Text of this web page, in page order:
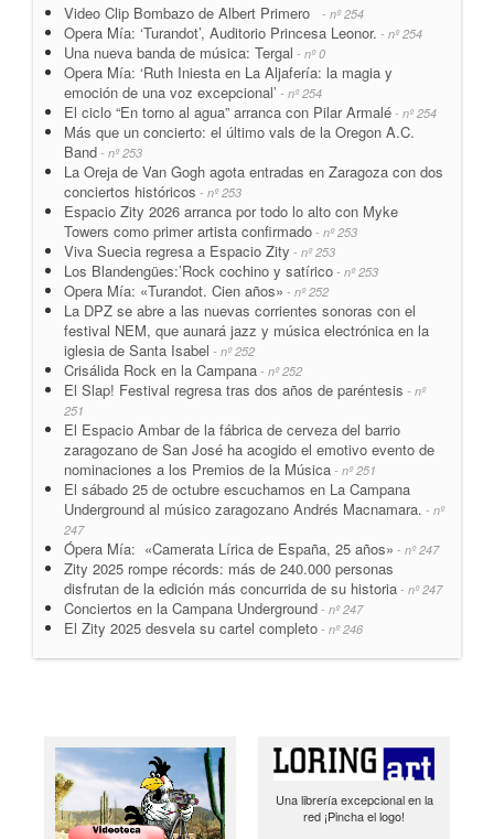
Video Clip Bombazo de Albert Primero - nº 254
Opera Mía: ‘Turandot’, Auditorio Princesa Leonor. - nº 254
Una nueva banda de música: Tergal - nº 0
Opera Mía: ‘Ruth Iniesta en La Aljafería: la magia y
emoción de una voz excepcional’ - nº 254
El ciclo “En torno al agua” arranca con Pilar Armalé - nº 254
Más que un concierto: el último vals de la Oregon A.C.
Band - nº 253
La Oreja de Van Gogh agota entradas en Zaragoza con dos
conciertos históricos - nº 253
Espacio Zity 2026 arranca por todo lo alto con Myke
Towers como primer artista confirmado - nº 253
Viva Suecia regresa a Espacio Zity - nº 253
Los Blandengües:’Rock cochino y satírico - nº 253
Opera Mía: «Turandot. Cien años» - nº 252
La DPZ se abre a las nuevas corrientes sonoras con el
festival NEM, que aunará jazz y música electrónica en la
iglesia de Santa Isabel - nº 252
Crisálida Rock en la Campana - nº 252
El Slap! Festival regresa tras dos años de paréntesis - nº
251
El Espacio Ambar de la fábrica de cerveza del barrio
zaragozano de San José ha acogido el emotivo evento de
nominaciones a los Premios de la Música - nº 251
El sábado 25 de octubre escuchamos en La Campana
Underground al músico zaragozano Andrés Macnamara. - nº
247
Ópera Mía: «Camerata Lírica de España, 25 años» - nº 247
Zity 2025 rompe récords: más de 240.000 personas
disfrutan de la edición más concurrida de su historia - nº 247
Conciertos en la Campana Underground - nº 247
El Zity 2025 desvela su cartel completo - nº 246
Una librería excepcional en la
red ¡Pincha el logo!